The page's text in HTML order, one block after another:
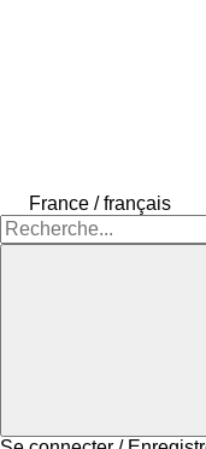
France / français